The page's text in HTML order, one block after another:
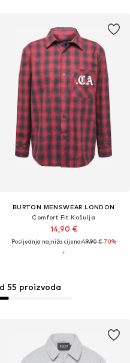
BURTON MENSWEAR LONDON
Comfort Fit Košulja
14,90 €
Posljednja najniža cijena:49,90 €-70%
55 proizvoda